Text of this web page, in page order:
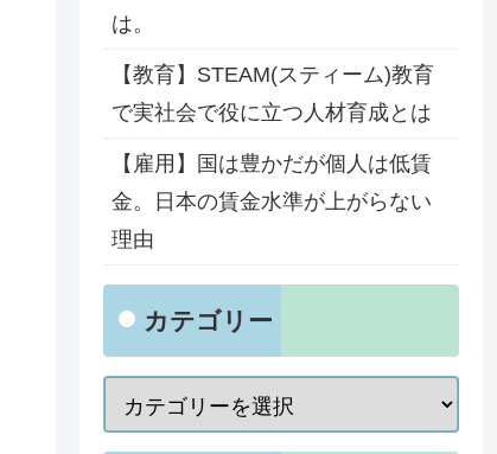
は。
【教育】STEAM(スティーム)教育
で実社会で役に立つ人材育成とは
【雇用】国は豊かだが個人は低賃
金。日本の賃金水準が上がらない
理由
カテゴリー